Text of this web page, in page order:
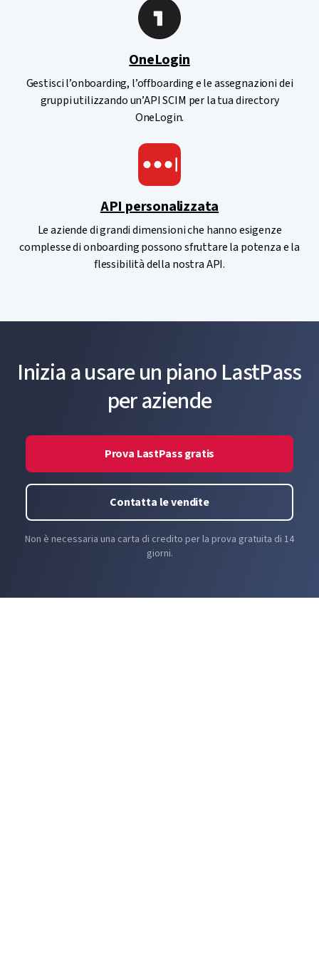
OneLogin
Gestisci l’onboarding, l’offboarding e le assegnazioni dei
gruppi utilizzando un’API SCIM per la tua directory
OneLogin.
API personalizzata
Le aziende di grandi dimensioni che hanno esigenze
complesse di onboarding possono sfruttare la potenza e la
flessibilità della nostra API.
Inizia a usare un piano LastPass
per aziende
Prova LastPass gratis
Contatta le vendite
Non è necessaria una carta di credito per la prova gratuita di 14
giorni.